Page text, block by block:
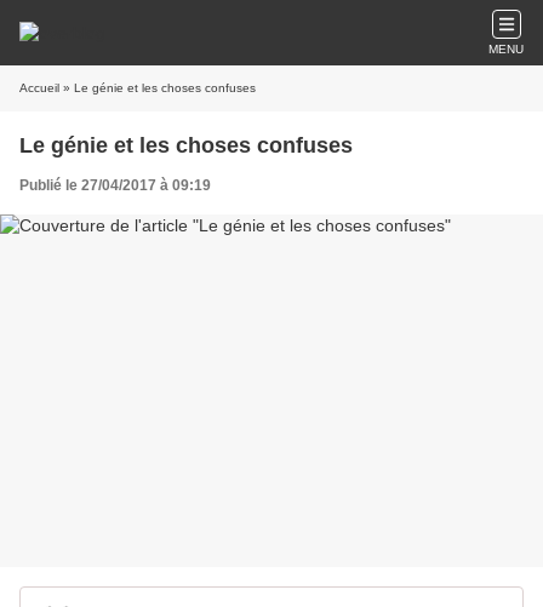
MENU
Accueil » Le génie et les choses confuses
Le génie et les choses confuses
Publié le 27/04/2017 à 09:19